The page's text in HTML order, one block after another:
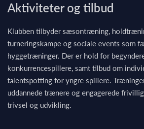
Aktiviteter og tilbud
Klubben tilbyder sæsontræning,
turneringskampe og sociale events som
hyggetræninger. Der er hold for
konkurrencespillere, samt tilbud om
talentspotting for yngre spillere.
uddannede trænere og engagerede
trivsel og udvikling.